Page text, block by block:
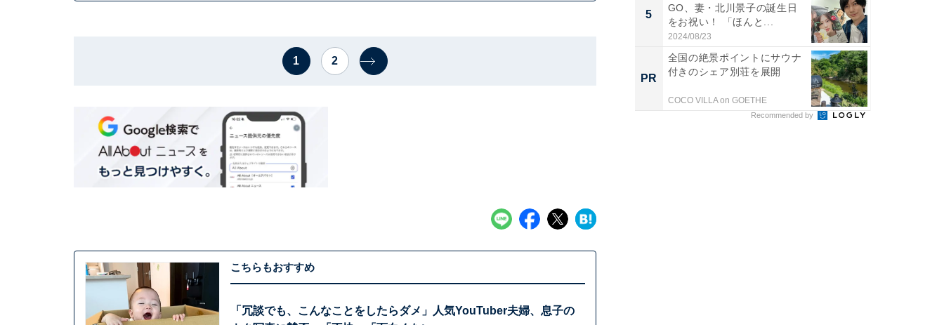
1 2
こちらもおすすめ
「冗談でも、こんなことをしたらダメ」人気YouTuber夫婦、息子の
5
GO、妻・北川景子の誕生日
をお祝い！ 「ほんと...
2024/08/23
PR
全国の絶景ポイントにサウナ
付きのシェア別荘を展開
COCO VILLA on GOETHE
Recommended by